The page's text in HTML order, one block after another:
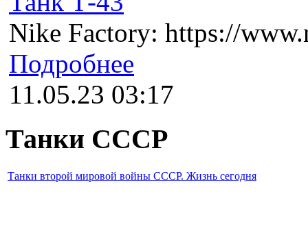
Nike Factory: https://
Подробнее
11.05.23 03:17
Танки СССР
Танки второй мировой войны СССР. Жизнь сегодня